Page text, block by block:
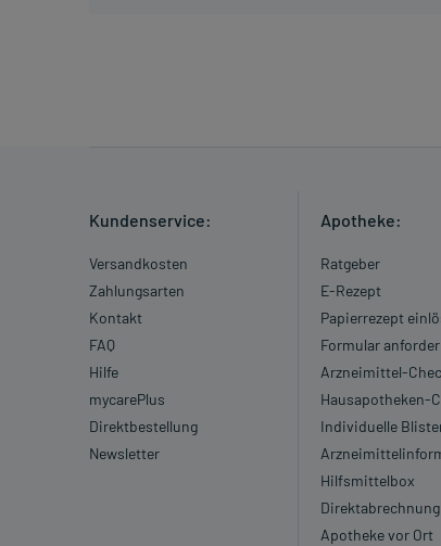
Kundenservice:
Versandkosten
Zahlungsarten
Kontakt
FAQ
Hilfe
mycarePlus
Direktbestellung
Newsletter
Apotheke:
Ratgeber
E-Rezept
Papierrezept
Formular
Arzneimittel-
Hausapotheken-
Individuelle
Hilfsmittelbox
Direktabrechnung
Apotheke vor Ort